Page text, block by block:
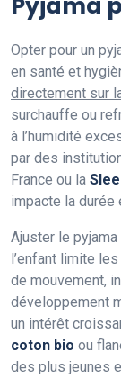
Opter pour un
en santé et
directement sur
surchauffe ou
à l’humidité
par des
France ou la
impacte la durée
Ajuster le
l’enfant limite
de mouvement,
développement
un intérêt
coton bio ou
des plus jeunes